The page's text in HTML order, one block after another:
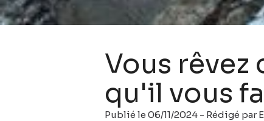
Vous rêvez
qu'il vous
Publié le 06/11/2024 - Rédigé par